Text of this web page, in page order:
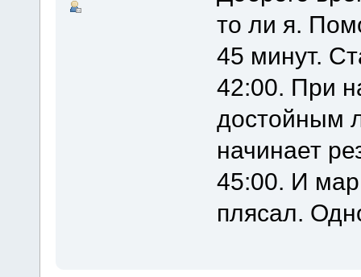
то ли я.
45 минут.
42:00. При
достойным
начинает
45:00. И
плясал.